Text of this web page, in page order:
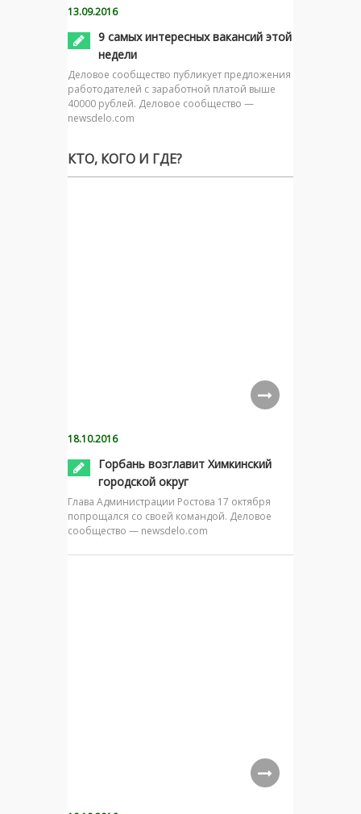
13.09.2016
9 самых интересных вакансий этой
недели
Деловое сообщество публикует предложения
работодателей с заработной платой выше
40000 рублей. Деловое сообщество —
newsdelo.com
КТО, КОГО И ГДЕ?
18.10.2016
Горбань возглавит Химкинский
городской округ
Глава Администрации Ростова 17 октября
попрощался со своей командой. Деловое
сообщество — newsdelo.com